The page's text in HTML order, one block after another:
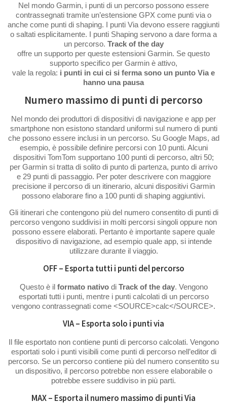
Nel mondo Garmin, i punti di un percorso possono essere
contrassegnati tramite un’estensione GPX come punti via o
anche come punti di shaping. I punti Via devono essere raggiunti
o saltati esplicitamente. I punti Shaping servono a dare forma a
un percorso. Track of the day
offre un supporto per queste estensioni Garmin. Se questo
supporto specifico per Garmin è attivo,
vale la regola: i punti in cui ci si ferma sono un punto Via e
hanno una pausa
Numero massimo di punti di percorso
Nel mondo dei produttori di dispositivi di navigazione e app per
smartphone non esistono standard uniformi sul numero di punti
che possono essere inclusi in un percorso. Su Google Maps, ad
esempio, è possibile definire percorsi con 10 punti. Alcuni
dispositivi TomTom supportano 100 punti di percorso, altri 50;
per Garmin si tratta di solito di punto di partenza, punto di arrivo
e 29 punti di passaggio. Per poter descrivere con maggiore
precisione il percorso di un itinerario, alcuni dispositivi Garmin
possono elaborare fino a 100 punti di shaping aggiuntivi.
Gli itinerari che contengono più del numero consentito di punti di
percorso vengono suddivisi in molti percorsi singoli oppure non
possono essere elaborati. Pertanto è importante sapere quale
dispositivo di navigazione, ad esempio quale app, si intende
utilizzare durante il viaggio.
OFF – Esporta tutti i punti del percorso
Questo è il formato nativodi Track of the day. Vengono
esportati tutti i punti, mentre i punti calcolati di un percorso
vengono contrassegnati come <SOURCE>calc</SOURCE>.
VIA – Esporta solo i punti via
Il file esportato non contiene punti di percorso calcolati. Vengono
esportati solo i punti visibili come punti di percorso nell’editor di
percorso. Se un percorso contiene più del numero consentito su
un dispositivo, il percorso potrebbe non essere elaborabile o
potrebbe essere suddiviso in più parti.
MAX – Esporta il numero massimo di punti Via